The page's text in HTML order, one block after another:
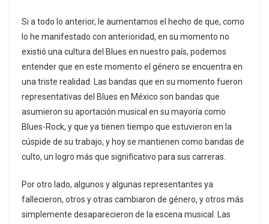
Si a todo lo anterior, le aumentamos el hecho de que, como
lo he manifestado con anterioridad, en su momento no
existió una cultura del Blues en nuestro país, podemos
entender que en este momento el género se encuentra en
una triste realidad. Las bandas que en su momento fueron
representativas del Blues en México son bandas que
asumieron su aportación musical en su mayoría como
Blues-Rock, y que ya tienen tiempo que estuvieron en la
cúspide de su trabajo, y hoy se mantienen como bandas de
culto, un logro más que significativo para sus carreras.
Por otro lado, algunos y algunas representantes ya
fallecieron, otros y otras cambiaron de género, y otros más
simplemente desaparecieron de la escena musical. Las